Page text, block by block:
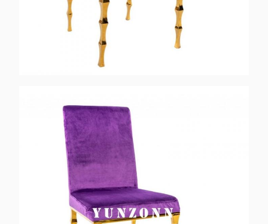
70% Bilanzzahlung vor
dem Verladen des
Containers.